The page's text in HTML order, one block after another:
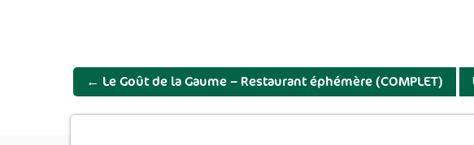
← Le Goût de la Gaume – Restaurant éphémère (COMPLET)